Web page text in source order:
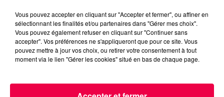
INFOS
EMISSIONS
Vous pouvez accepter en cliquant sur "Accepter et fermer", ou affiner en
sélectionnant les finalités et/ou partenaires dans "Gérer mes choix".
Vous pouvez également refuser en cliquant sur "Continuer sans
accepter". Vos préférences ne s'appliqueront que pour ce site. Vous
pouvez mettre à jour vos choix, ou retirer votre consentement à tout
moment via le lien "Gérer les cookies" situé en bas de chaque page.